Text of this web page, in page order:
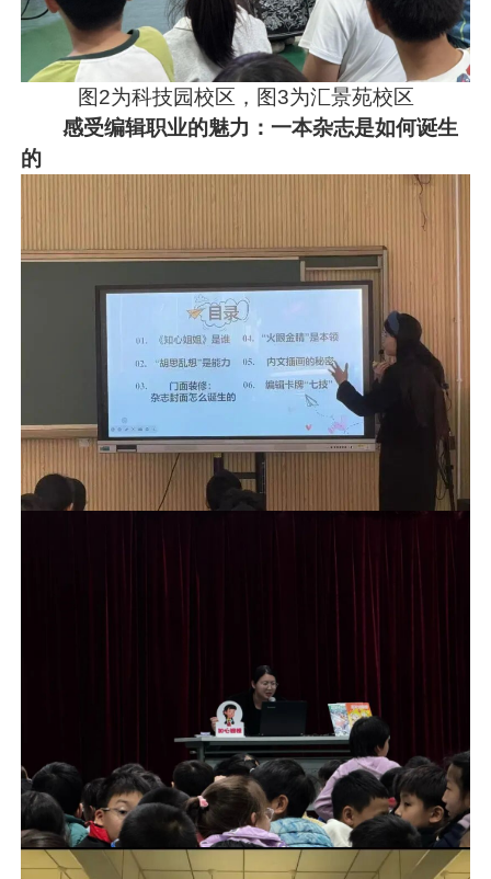
图2为科技园校区，图3为汇景苑校区
感受编辑职业的魅力：一本杂志是如何诞生
的